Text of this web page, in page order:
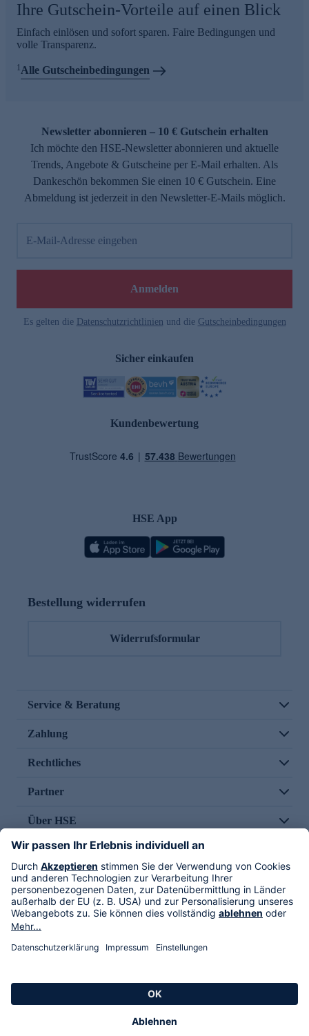
Ihre Gutschein-Vorteile auf einen Blick
Einfach einlösen und sofort sparen. Faire Bedingungen und
volle Transparenz.
1Alle Gutscheinbedingungen
Newsletter abonnieren – 10 € Gutschein erhalten
Ich möchte den HSE-Newsletter abonnieren und aktuelle
Trends, Angebote & Gutscheine per E-Mail erhalten. Als
Dankeschön bekommen Sie einen 10 € Gutschein. Eine
Abmeldung ist jederzeit in den Newsletter-E-Mails möglich.
E-Mail-Adresse eingeben
Anmelden
Es gelten die Datenschutzrichtlinien und die Gutscheinbedingungen
Sicher einkaufen
Kundenbewertung
HSE App
Bestellung widerrufen
Widerrufsformular
Service & Beratung
Zahlung
Rechtliches
Partner
Über HSE
Im TV
HSE International